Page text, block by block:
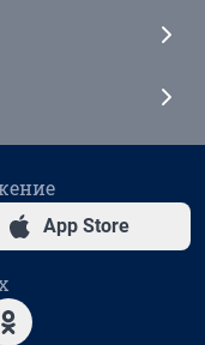
App Store